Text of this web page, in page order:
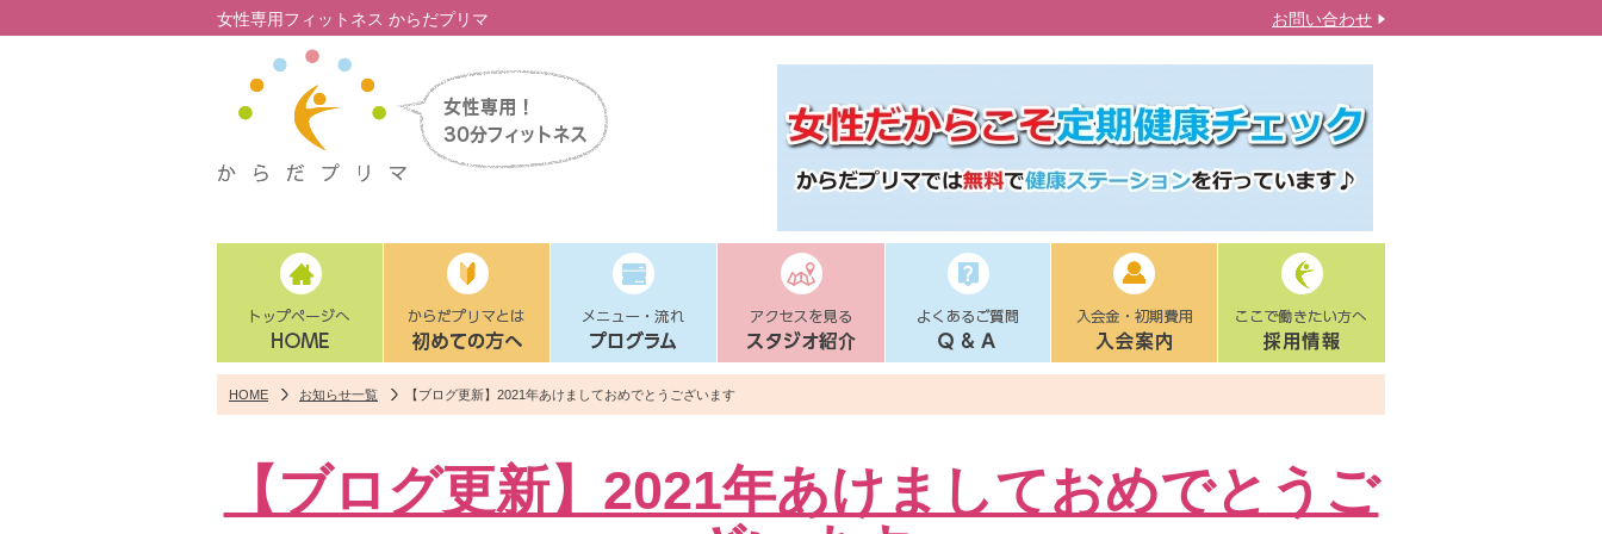
女性専用フィットネス からだプリマ お問い合わせ
HOME お知らせ一覧 【ブログ更新】2021年あけましておめでとうございます
【ブログ更新】2021年あけましておめでとうご